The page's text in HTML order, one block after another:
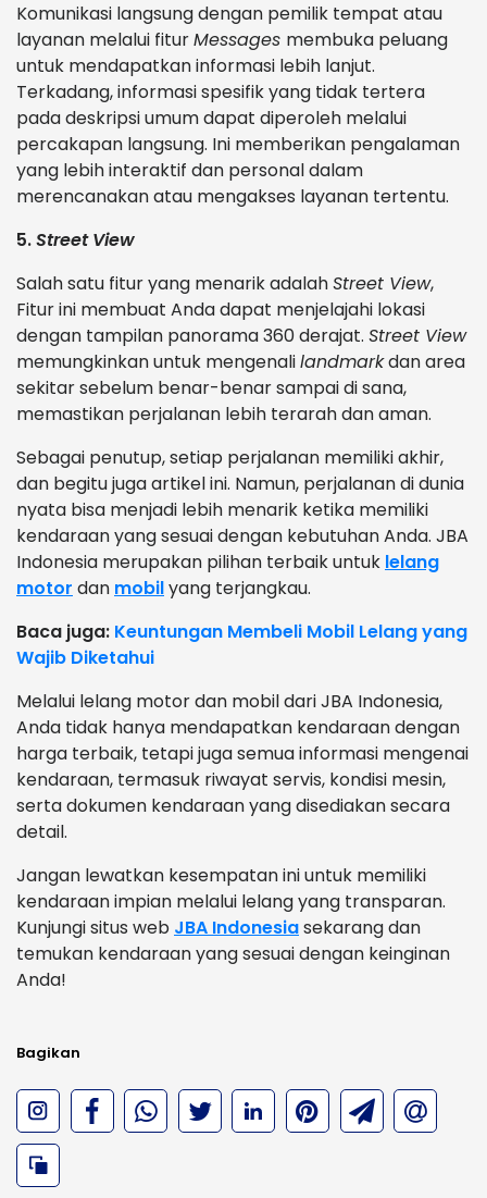
Komunikasi langsung dengan pemilik tempat atau
layanan melalui fiturMessages membuka peluang
untuk mendapatkan informasi lebih lanjut.
Terkadang, informasi spesifik yang tidak tertera
pada deskripsi umum dapat diperoleh melalui
percakapan langsung. Ini memberikan pengalaman
yang lebih interaktif dan personal dalam
merencanakan atau mengakses layanan tertentu.
5.Street View
Salah satu fitur yang menarik adalahStreet View,
Fitur ini membuat Anda dapat menjelajahi lokasi
dengan tampilan panorama 360 derajat. Street View
memungkinkan untuk mengenalilandmarkdan area
sekitar sebelum benar-benar sampai di sana,
memastikan perjalanan lebih terarah dan aman.
Sebagai penutup, setiap perjalanan memiliki akhir,
dan begitu juga artikel ini. Namun, perjalanan di dunia
nyata bisa menjadi lebih menarik ketika memiliki
kendaraan yang sesuai dengan kebutuhan Anda. JBA
Indonesia merupakan pilihan terbaik untuk lelang
motor dan mobilyang terjangkau.
Baca juga: Keuntungan Membeli Mobil Lelang yang
Wajib Diketahui
Melalui lelang motor dan mobil dari JBA Indonesia,
Anda tidak hanya mendapatkan kendaraan dengan
harga terbaik, tetapi juga semua informasi mengenai
kendaraan, termasuk riwayat servis, kondisi mesin,
serta dokumen kendaraan yang disediakan secara
detail.
Jangan lewatkan kesempatan ini untuk memiliki
kendaraan impian melalui lelang yang transparan.
Kunjungi situs web JBA Indonesiasekarang dan
temukan kendaraan yang sesuai dengan keinginan
Anda!
Bagikan